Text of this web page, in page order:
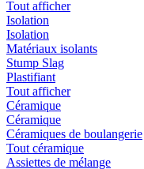
Tout afficher
Isolation
Isolation
Matériaux isolants
Stump Slag
Plastifiant
Tout afficher
Céramique
Céramique
Céramiques de boulangerie
Tout céramique
Assiettes de mélange